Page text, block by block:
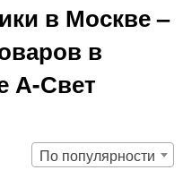
в Москве –
в
А-Свет
По популярности